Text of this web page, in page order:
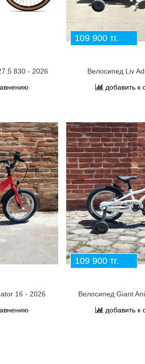
830 - 2026
109 900 тг.
Велосипед Liv
добавить к
16 - 2026
109 900 тг.
Велосипед Giant
добавить к